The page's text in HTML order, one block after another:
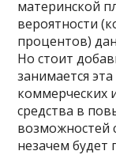
материнской
вероятности
процентов)
Но стоит
занимается
коммерческих
средства в
возможностей
незачем будет